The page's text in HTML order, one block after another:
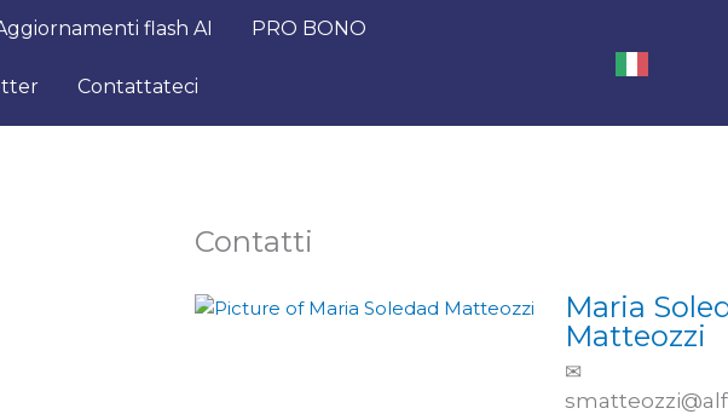
flash AI PRO BONO
Contattateci
Contatti
Maria
Matteozzi
✉